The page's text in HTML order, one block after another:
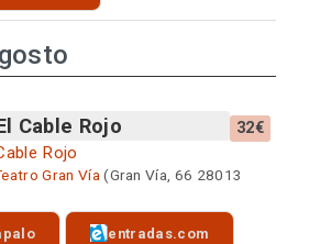
Cable Rojo 32€
Rojo
Gran Vía (Gran Vía, 66 28013
entradas.com